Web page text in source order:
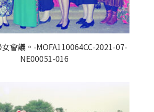
會議。-MOFA110064CC-2021-07-
NE00051-016